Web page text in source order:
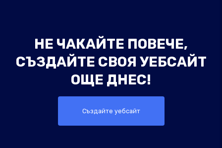
НЕ ЧАКАЙТЕ ПОВЕЧЕ,
СЪЗДАЙТЕ СВОЯ УЕБСАЙТ
ОЩЕ ДНЕС!
Създайте уебсайт